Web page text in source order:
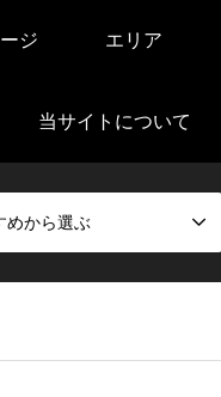
ジ エリア
当サイトについて
めから選ぶ